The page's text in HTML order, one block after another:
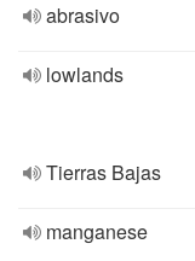
abrasivo
lowlands
Tierras Bajas
manganese